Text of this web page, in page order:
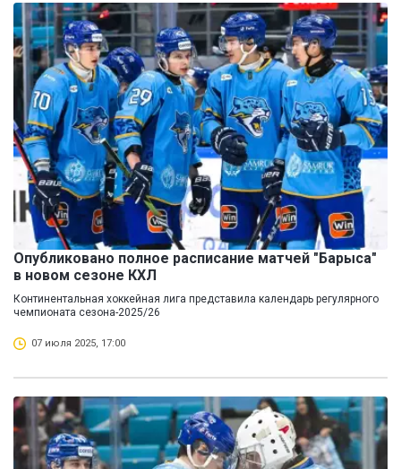
Опубликовано полное расписание матчей "Барыса"
в новом сезоне КХЛ
Континентальная хоккейная лига представила календарь регулярного
чемпионата сезона-2025/26
07 июля 2025, 17:00